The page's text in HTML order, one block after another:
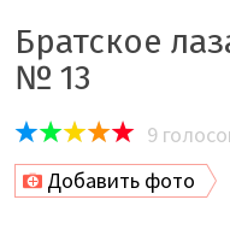
Братское
№ 13
9
Добавить фото